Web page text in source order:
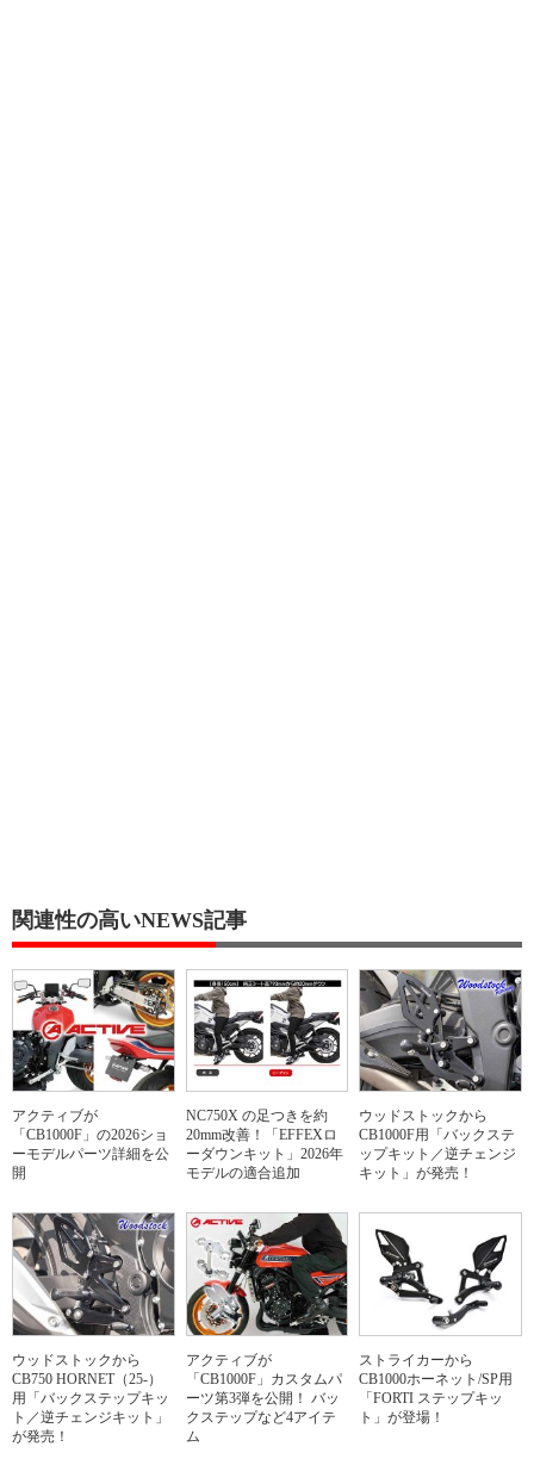
関連性の高いNEWS記事
アクティブが
「CB1000F」の2026ショ
ーモデルパーツ詳細を公
開
NC750X の足つきを約
20mm改善！「EFFEXロ
ーダウンキット」2026年
モデルの適合追加
ウッドストックから
CB1000F用「バックステ
ップキット／逆チェンジ
キット」が発売！
ウッドストックから
CB750 HORNET（25-）
用「バックステップキッ
ト／逆チェンジキット」
が発売！
アクティブが
「CB1000F」カスタムパ
ーツ第3弾を公開！ バッ
クステップなど4アイテ
ム
ストライカーから
CB1000ホーネット/SP用
「FORTI ステップキッ
ト」が登場！